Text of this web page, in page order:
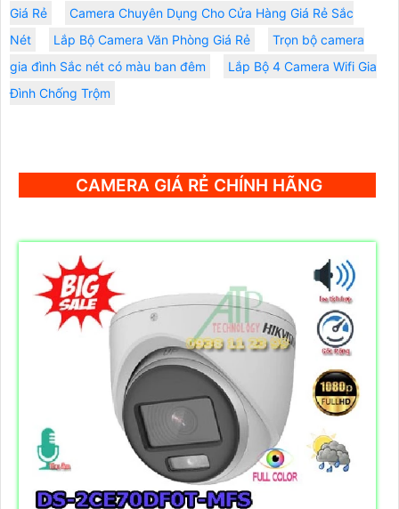
Giá Rẻ
Camera Chuyên Dụng Cho Cửa Hàng Giá Rẻ Sắc
Nét
Lắp Bộ Camera Văn Phòng Giá Rẻ
Trọn bộ camera
gia đình Sắc nét có màu ban đêm
Lắp Bộ 4 Camera Wifi Gia
Đình Chống Trộm
CAMERA GIÁ RẺ CHÍNH HÃNG